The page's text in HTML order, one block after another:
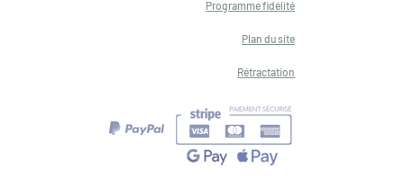
Programme fidélité
Plan du site
Rétractation